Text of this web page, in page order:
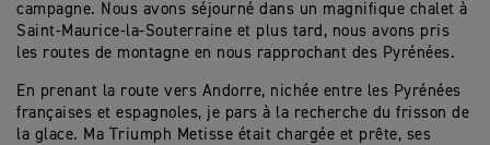
campagne. Nous avons séjourné dans un magnifique chalet à
Saint-Maurice-la-Souterraine et plus tard, nous avons pris
les routes de montagne en nous rapprochant des Pyrénées.
En prenant la route vers Andorre, nichée entre les Pyrénées
françaises et espagnoles, je pars à la recherche du frisson de
la glace. Ma Triumph Metisse était chargée et prête, ses